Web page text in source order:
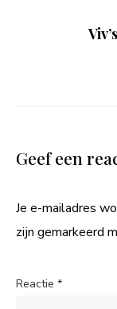
Geef een
Je e-mailadres
zijn gemarkeerd
Reactie *